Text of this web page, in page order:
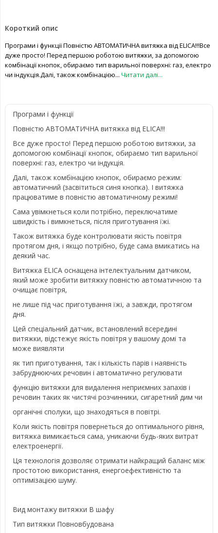
Короткий опис
Програми і функції Повністю АВТОМАТИЧНА витяжка від ELICA!!!Все
дуже просто! Перед першою роботою витяжки, за допомогою
комбінації кнопок, обираємо тип варильної поверхні: газ, електро
чи індукція.Далі, також комбінацією... Читати далі...
Програми і функції
Повністю АВТОМАТИЧНА витяжка від ELICA!!!
Все дуже просто! Перед першою роботою витяжки, за
допомогою комбінації кнопок, обираємо тип варильної
поверхні: газ, електро чи індукція.
Далі, також комбінацією кнопок, обираємо режим:
автоматичний (засвітиться синя кнопка). І витяжка
працюватиме в повністю автоматичному режимі!
Сама увімкнеться коли потрібно, переключатиме
швидкість і вимкнеться, після приготування їжі.
Також витяжка буде контролювати якість повітря
протягом дня, і якщо потрібно, буде сама вмикатись на
деякий час.
Витяжка ELICA оснащена інтелектуальним датчиком,
який може зробити витяжку повністю автоматичною та
очищає повітря,
не лише під час приготування їжі, а завжди, протягом
дня.
Цей спеціальний датчик, встановлений всередині
витяжки, відстежує якість повітря у вашому домі та
може виявляти
як тип приготування, так і кількість парів і наявність
забруднюючих речовин і автоматично регулювати
функцію витяжки для видалення неприємних запахів і
речовин таких як чистячі розчинники, сигаретний дим чи
органічні сполуки, що знаходяться в повітрі.
Коли якість повітря повернеться до оптимального рівня,
витяжка вимикається сама, уникаючи будь-яких витрат
електроенергії.
Ця технологія дозволяє отримати найкращий баланс між
простотою використання, енергоефективністю та
оптимізацією шуму.
Вид монтажу витяжки В шафу
Тип витяжки Повновбудована